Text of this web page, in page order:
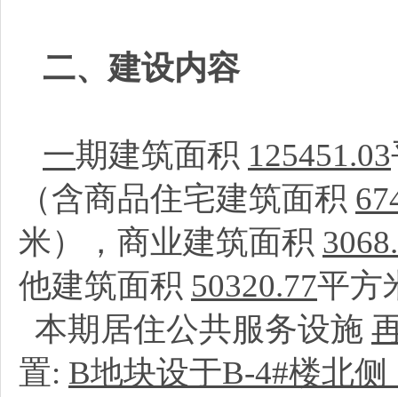
二、建设内容
一期建筑面积 125451.03
（含商品住宅建筑面积
米），商业建筑面积
他建筑面积 50320.77平方
本期居住公共服务设施
置: B地块设于B-4#楼北